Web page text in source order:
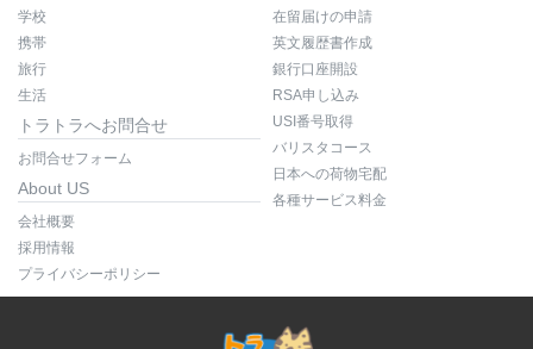
学校
携帯
旅行
生活
トラトラへお問合せ
お問合せフォーム
About US
会社概要
採用情報
プライバシーポリシー
在留届けの申請
英文履歴書作成
銀行口座開設
RSA申し込み
USI番号取得
バリスタコース
日本への荷物宅配
各種サービス料金